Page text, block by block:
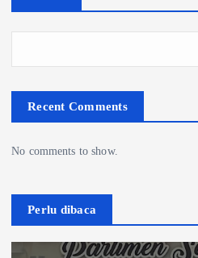
Recent Comments
No comments to show.
Perlu dibaca